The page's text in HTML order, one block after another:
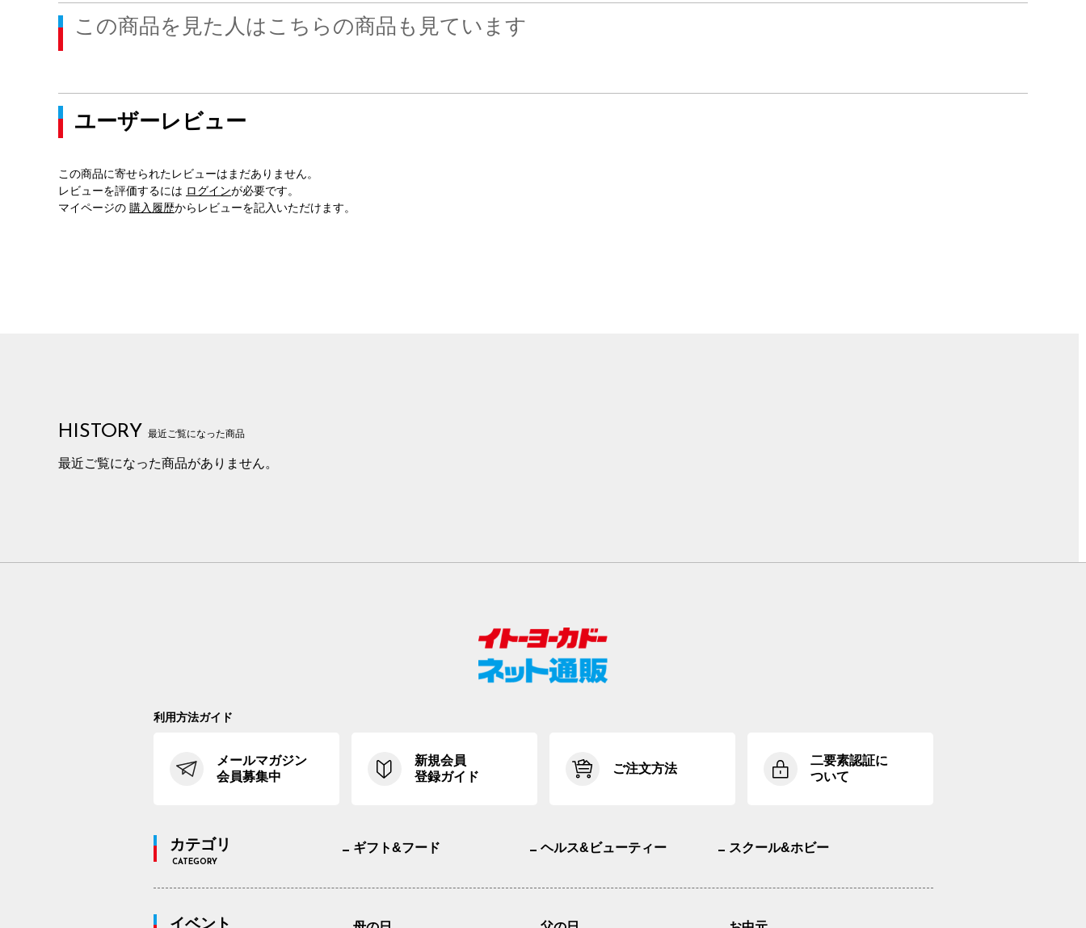
この商品を見た人はこちらの商品も見ています
ユーザーレビュー
この商品に寄せられたレビューはまだありません。
レビューを評価するには ログインが必要です。
マイページの 購入履歴からレビューを記入いただけます。
HISTORY 最近ご覧になった商品
最近ご覧になった商品がありません。
利用方法ガイド
メールマガジン
会員募集中
新規会員
登録ガイド
ご注文方法
二要素認証に
ついて
カテゴリ
CATEGORY
ギフト&フード ヘルス&ビューティー スクール&ホビー
イベント